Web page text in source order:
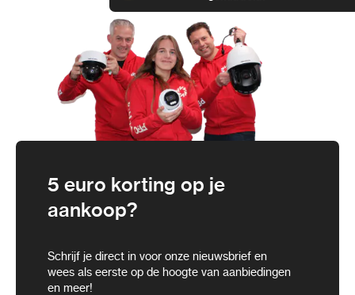
5 euro korting op je
aankoop?
Schrijf je direct in voor onze nieuwsbrief en
wees als eerste op de hoogte van aanbiedingen
en meer!